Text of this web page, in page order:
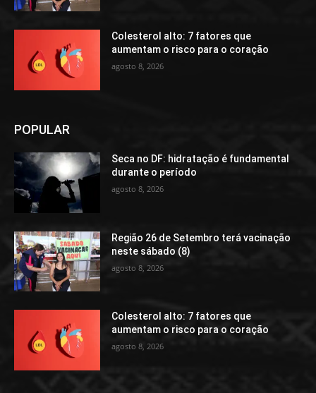
Colesterol alto: 7 fatores que
aumentam o risco para o coração
agosto 8, 2026
POPULAR
Seca no DF: hidratação é fundamental
durante o período
agosto 8, 2026
Região 26 de Setembro terá vacinação
neste sábado (8)
agosto 8, 2026
Colesterol alto: 7 fatores que
aumentam o risco para o coração
agosto 8, 2026